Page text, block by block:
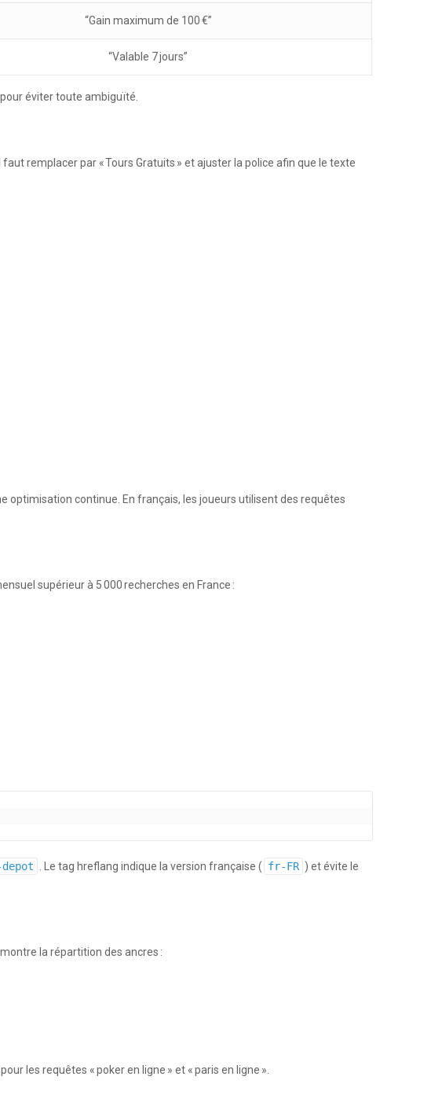
“Gain maximum de 100 €”
“Valable 7 jours”
éviter toute ambiguïté.
remplacer par « Tours Gratuits » et ajuster la police afin que le texte
optimisation continue. En français, les joueurs utilisent des requêtes
supérieur à 5 000 recherches en France :
. Le tag hreflang indique la version française ( fr-FR ) et évite le
la répartition des ancres :
les requêtes « poker en ligne » et « paris en ligne ».